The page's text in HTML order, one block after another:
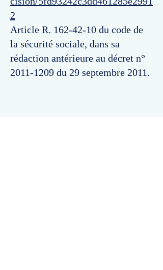
2
Article R. 162-42-10 du code de
la sécurité sociale, dans sa
rédaction antérieure au décret n°
2011-1209 du 29 septembre 2011.